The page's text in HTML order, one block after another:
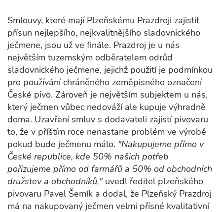
Smlouvy, které mají Plzeňskému Prazdroji zajistit
přísun nejlepšího, nejkvalitnějšího sladovnického
ječmene, jsou už ve finále. Prazdroj je u nás
největším tuzemským odběratelem odrůd
sladovnického ječmene, jejichž použití je podmínkou
pro používání chráněného zeměpisného označení
České pivo. Zároveň je největším subjektem u nás,
který ječmen vůbec nedováží ale kupuje výhradně
doma. Uzavření smluv s dodavateli zajistí pivovaru
to, že v příštím roce nenastane problém ve výrobě
pokud bude ječmenu málo. "Nakupujeme přímo v
České republice, kde 50% našich potřeb
pořizujeme přímo od farmářů a 50% od obchodních
družstev a obchodníků," uvedl ředitel plzeňského
pivovaru Pavel Šemík a dodal, že Plzeňský Prazdroj
má na nakupovaný ječmen velmi přísné kvalitativní